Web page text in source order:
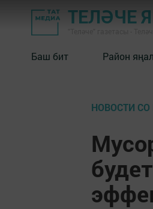
ТЕЛӘЧЕ
Баш бит Район
НОВОСТИ СО